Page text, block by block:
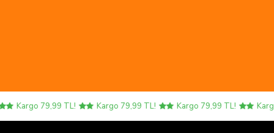
79,99 TL! Kargo 79,99 TL! Kargo 79,99 TL! Kargo